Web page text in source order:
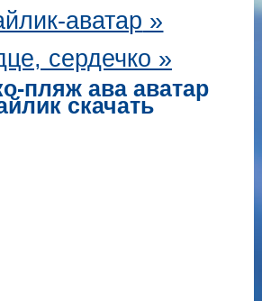
аватар »
сердечко »
пляж ава аватар
скачать